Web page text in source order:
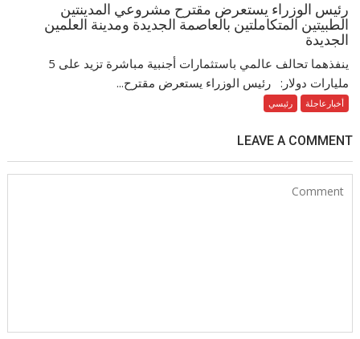
رئيس الوزراء يستعرض مقترح مشروعي المدينتين
الطبيتين المتكاملتين بالعاصمة الجديدة ومدينة العلمين
الجديدة
ينفذهما تحالف عالمي باستثمارات أجنبية مباشرة تزيد على 5
مليارات دولار: رئيس الوزراء يستعرض مقترح...
أخبارعاجلة رئيسي
LEAVE A COMMENT